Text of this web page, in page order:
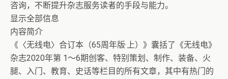
咨询，不断提升杂志服务读者的手段与能力。
显示全部信息
内容简介
《〈无线电〉合订本（65周年版·上）》囊括了《无线电》
杂志2020年第 1～6期创客、特别策划、制作、装备、火
腿、入门、教育、史话等栏目的所有文章，其中有热门的